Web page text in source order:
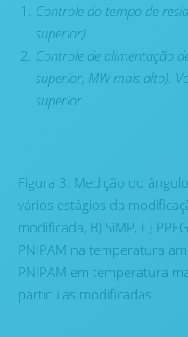
Controle do tempo de
superior)
Controle de alimentação
superior, MW mais alto).
superior.
Figura 3. Medição do
vários estágios da
modificada, B) SiMP, C)
PNIPAM na temperatura
PNIPAM em temperatura
partículas modificadas.